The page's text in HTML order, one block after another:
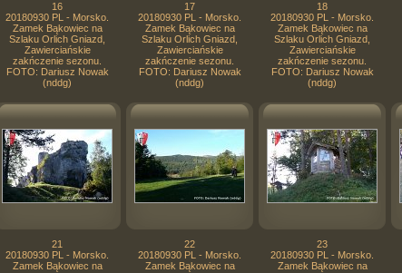
16
20180930 PL - Morsko.
Zamek Bąkowiec na
Szlaku Orlich Gniazd,
Zawierciańskie
zakńczenie sezonu.
FOTO: Dariusz Nowak
(nddg)
17
20180930 PL - Morsko.
Zamek Bąkowiec na
Szlaku Orlich Gniazd,
Zawierciańskie
zakńczenie sezonu.
FOTO: Dariusz Nowak
(nddg)
18
20180930 PL - Morsko.
Zamek Bąkowiec na
Szlaku Orlich Gniazd,
Zawierciańskie
zakńczenie sezonu.
FOTO: Dariusz Nowak
(nddg)
21
20180930 PL - Morsko.
Zamek Bąkowiec na
22
20180930 PL - Morsko.
Zamek Bąkowiec na
23
20180930 PL - Morsko.
Zamek Bąkowiec na